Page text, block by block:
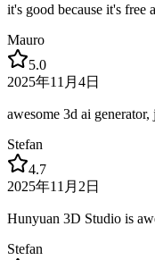
it's good because it's free
Mauro
5.0
2025年11月4日
awesome 3d ai
Stefan
4.7
2025年11月2日
Hunyuan 3D Studio is
Stefan